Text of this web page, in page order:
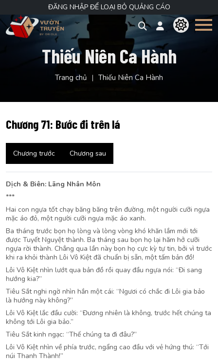
ĐĂNG NHẬP ĐỂ LOẠI BỎ QUẢNG CÁO
Thiếu Niên Ca Hành
Trang chủ Thiếu Niên Ca Hành
Chương 71: Bước đi trên lá
Chương trước Chương sau
Dịch & Biên: Lãng Nhân Môn
***
Hai con ngựa tốt chạy băng băng trên đường, một người cưỡi ngựa
mặc áo đỏ, một người cưỡi ngựa mặc áo xanh.
Ba tháng trước bọn họ lòng và lòng vòng khó khăn lắm mới tới
được Tuyết Nguyệt thành. Ba tháng sau bọn họ lại hăm hở cưỡi
ngựa rời thành. Chẳng qua lần này bọn họ cực kỳ tự tin, bởi vì trước
khi ra khỏi thành Lôi Vô Kiệt đã chuẩn bị sẵn, một tấm bản đồ!
Lôi Vô Kiệt nhìn lướt qua bản đồ rồi quay đầu ngựa nói: “Đi sang
hướng kia?”
Tiêu Sắt nghi ngờ nhìn hắn một cái: “Ngươi có chắc đi Lôi gia bảo
là hướng này không?”
Lôi Vô Kiệt lắc đầu cười: “Đương nhiên là không, trước hết chúng ta
không tới Lôi gia bảo.”
Tiêu Sắt kinh ngạc: “Thế chúng ta đi đâu?”
Lôi Vô Kiệt nhìn về phía trước, ngẩng cao đầu với vẻ hứng thú: “Tới
núi Thanh Thành!”